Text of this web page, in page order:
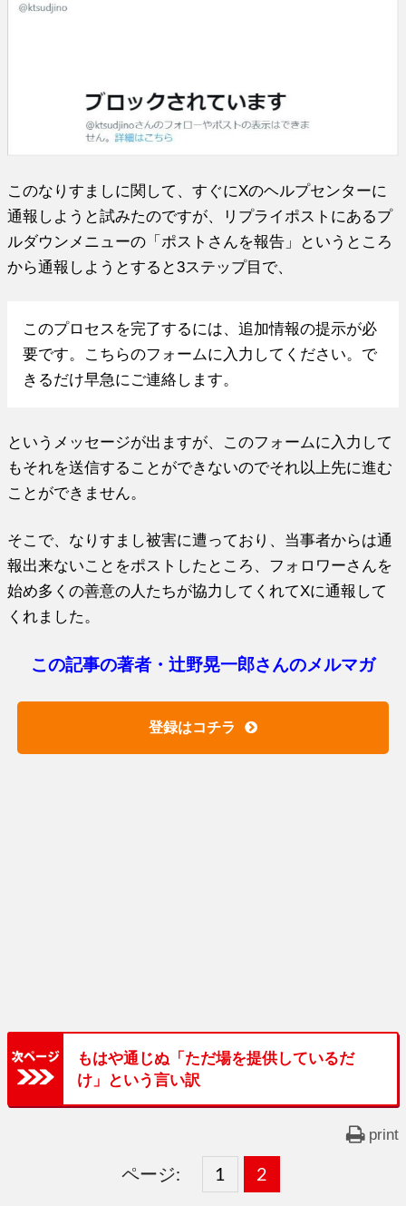
このなりすましに関して、すぐにXのヘルプセンターに
通報しようと試みたのですが、リプライポストにあるプ
ルダウンメニューの「ポストさんを報告」というところ
から通報しようとすると3ステップ目で、
このプロセスを完了するには、追加情報の提示が必
要です。こちらのフォームに入力してください。で
きるだけ早急にご連絡します。
というメッセージが出ますが、このフォームに入力して
もそれを送信することができないのでそれ以上先に進む
ことができません。
そこで、なりすまし被害に遭っており、当事者からは通
報出来ないことをポストしたところ、フォロワーさんを
始め多くの善意の人たちが協力してくれてXに通報して
くれました。
この記事の著者・辻野晃一郎さんのメルマガ
登録はコチラ
もはや通じぬ「ただ場を提供しているだ
け」という言い訳
print
ページ:
固
1 ,
固
2